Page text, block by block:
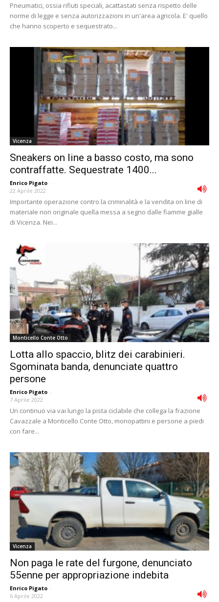
Pneumatici, ossia rifiuti speciali, acattastati senza rispetto delle
norme di legge e senza autorizzazioni in un'area agricola. E' quello
che hanno scoperto e sequestrato...
Vicenza
Sneakers on line a basso costo, ma sono
contraffatte. Sequestrate 1400...
Enrico Pigato -
22 Aprile 2022
Importante operazione contro la criminalità e la vendita on line di
materiale non originale quella messa a segno dalle fiamme gialle
di Vicenza. Nei...
Monticello Conte Otto
Lotta allo spaccio, blitz dei carabinieri.
Sgominata banda, denunciate quattro
persone
Enrico Pigato -
7 Aprile 2022
Un continuo via vai lungo la pista ciclabile che collega la frazione
Cavazzale a Monticello Conte Otto, monopattini e persone a piedi
con fare...
Vicenza
Non paga le rate del furgone, denunciato
55enne per appropriazione indebita
Enrico Pigato -
6 Aprile 2022